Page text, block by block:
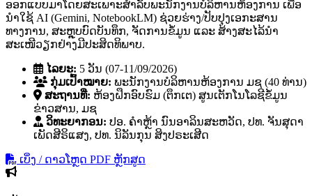
ອອກແບບມາໂດຍສະເພາະສຳລັບພະນັກງານບໍລິຫານຫ້ອງການ ເພື່ອ
ນຳໃຊ້ AI (Gemini, NotebookLM) ຊ່ວຍຮ່າງ/ປັບປຸງເອກະສານ
ທາງການ, ສະຫຼຸບບົດບັນທຶກ, ຈັດການຂໍ້ມູນ ແລະ ສ້າງສະໄລ້ນຳ
ສະເໜີວຽກຢ່າງມີປະສິດທິພາບ.
ໄລຍະ: 5 ວັນ (07-11/09/2026)
ກຸ່ມເປົ້າໝາຍ: ພະນັກງານບໍລິຫານຫ້ອງການ ມຊ (40 ທ່ານ)
ສະຖານທີ່: ຫ້ອງຝຶກອົບຮົມ (ຕຶກເຕ) ສູນເຕັກໂນໂລຊີຂໍ້ມູນ
ຂ່າວສານ, ມຊ
ວິທະຍາກອນ: ປອ. ຄໍາຫຼ້າ ນົນອາລິນສະຫວັດ, ປທ. ຈັນສຸດາ
ເພັດສີຣິແສງ, ປທ. ນິລັນກຸນ ສິງປຣະເສີດ
ເບິ່ງ / ດາວໂຫຼດ PDF ຫຼັກສູດ